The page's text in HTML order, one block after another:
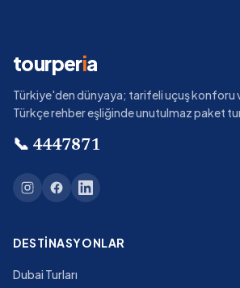
tourperia
Türkiye'den dünyaya; tarifeli uçuş konforu
Türkçe rehber eşliğinde unutulmaz paket
📞 4447871
DESTINASYONLAR
Dubai Turları